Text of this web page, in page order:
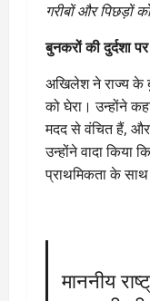
गरीबों और पिछड़ों
बुनकरों की दुर्दशा
अखिलेश ने राज्य के
को घेरा। उन्होंने
मदद से वंचित हैं, और
उन्होंने वादा किया
प्राथमिकता के साथ
माननीय